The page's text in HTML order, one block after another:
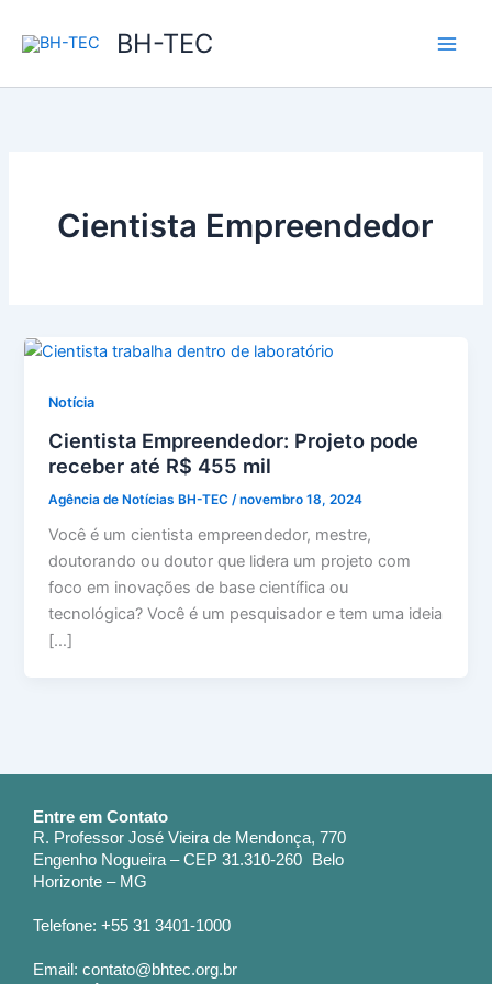
para
conteúdo
BH-TEC
Cientista Empreendedor
Notícia
Cientista Empreendedor: Projeto pode
receber até R$ 455 mil
Agência de Notícias BH-TEC /novembro 18, 2024
Você é um cientista empreendedor, mestre,
doutorando ou doutor que lidera um projeto com
foco em inovações de base científica ou
tecnológica? Você é um pesquisador e tem uma ideia
[…]
Entre em Contato
R. Professor José Vieira de Mendonça, 770
Engenho Nogueira – CEP 31.310-260 Belo
Horizonte – MG
Telefone: +55 31 3401-1000
Email: contato@bhtec.org.br